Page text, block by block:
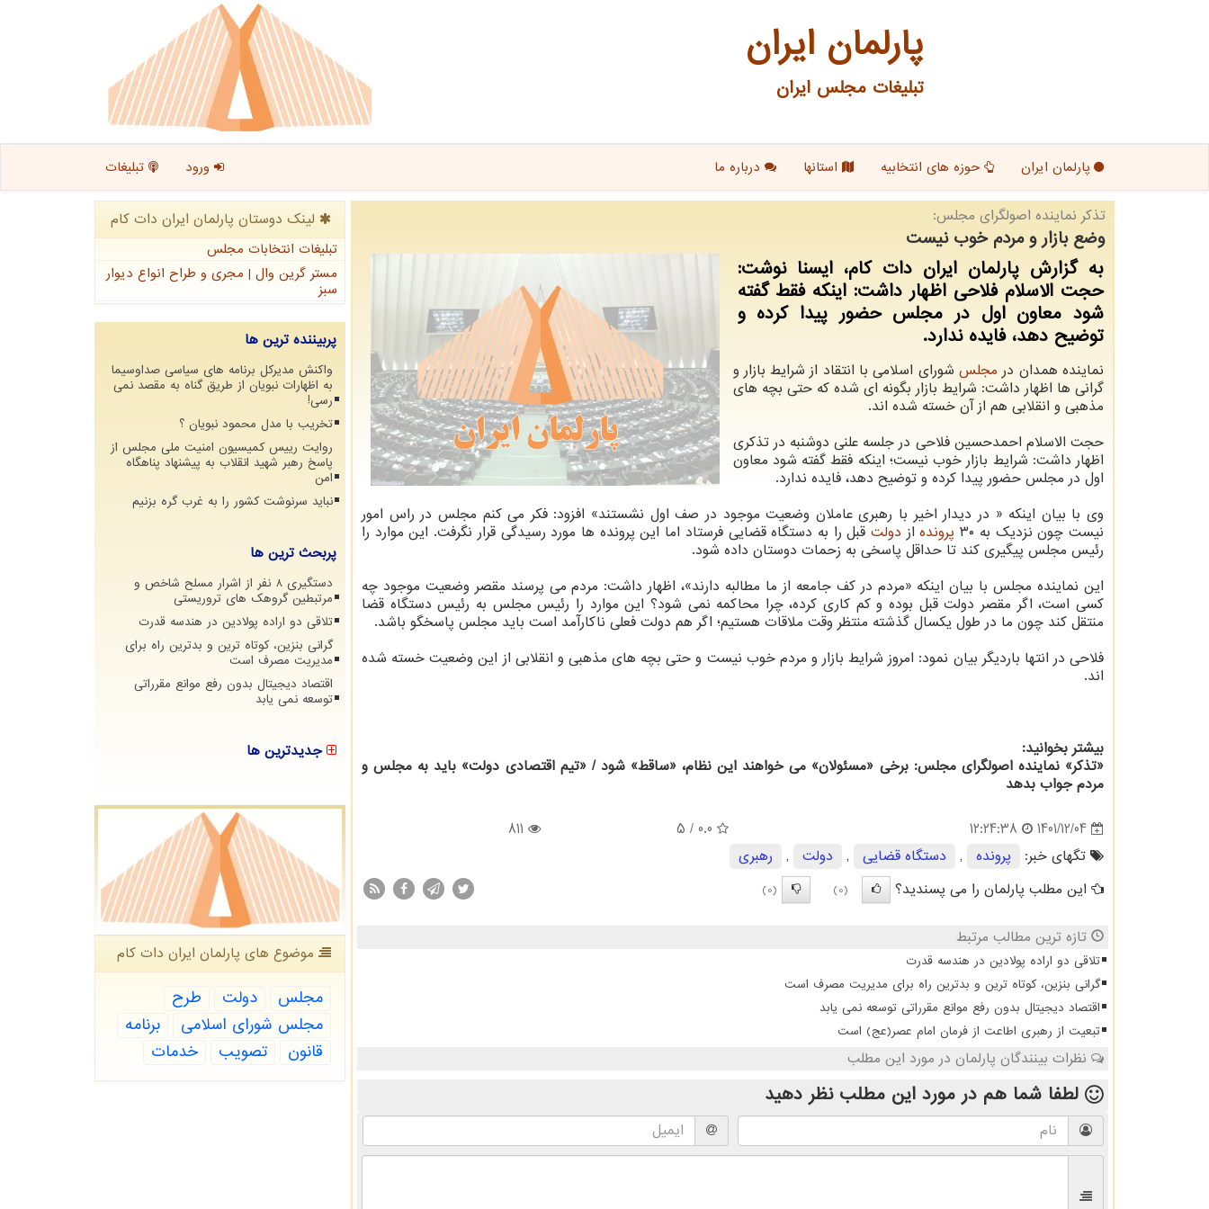
پارلمان ایران
تبلیغات مجلس ایران
پارلمان ایران حوزه های انتخابیه استانها درباره ما ورود تبلیغات
تذكر نماینده اصولگرای مجلس:
وضع بازار و مردم خوب نیست
به گزارش پارلمان ایران دات کام، ایسنا نوشت:
حجت الاسلام فلاحی اظهار داشت: اینکه فقط گفته
شود معاون اول در مجلس حضور پیدا کرده و
توضیح دهد، فایده ندارد.
نماینده همدان در مجلسشورای اسلامی با انتقاد از شرایط بازار و
گرانی ها اظهار داشت: شرایط بازار بگونه ای شده که حتی بچه های
مذهبی و انقلابی هم از آن خسته شده اند.
حجت الاسلام احمدحسین فلاحی در جلسه علنی دوشنبه در تذکری
اظهار داشت: شرایط بازار خوب نیست؛ اینکه فقط گفته شود معاون
اول در مجلس حضور پیدا کرده و توضیح دهد، فایده ندارد.
وی با بیان اینکه « در دیدار اخیر با رهبری عاملان وضعیت موجود در صف اول نشستند» افزود: فکر می کنم مجلس در راس امور
نیست چون نزدیک به ۳۰
پروندهاز دولتقبل را به دستگاه قضایی فرستاد اما این پرونده ها مورد رسیدگی قرار نگرفت. این موارد را
رئیس مجلس پیگیری کند تا حداقل پاسخی به زحمات دوستان داده شود.
این نماینده مجلس با بیان اینکه «مردم در کف جامعه از ما مطالبه دارند»، اظهار داشت: مردم می پرسند مقصر وضعیت موجود چه
کسی است، اگر مقصر دولت قبل بوده و کم کاری کرده، چرا محاکمه نمی شود؟ این موارد را رئیس مجلس به رئیس دستگاه قضا
منتقل کند چون ما در طول یکسال گذشته منتظر وقت ملاقات هستیم؛ اگر هم دولت فعلی ناکارآمد است باید مجلس پاسخگو باشد.
فلاحی در انتها باردیگر بیان نمود: امروز شرایط بازار و مردم خوب نیست و حتی بچه های مذهبی و انقلابی از این وضعیت خسته شده
اند.
بیشتر بخوانید:
«تذکر» نماینده اصولگرای مجلس: برخی «مسئولان» می خواهند این نظام، «ساقط» شود / «تیم اقتصادی دولت» باید به مجلس و
مردم جواب بدهد
1401/12/04
12:24:38
0.0
/ 5
811
تگهای خبر:
پرونده , دستگاه قضایی , دولت ,
رهبری
این مطلب پارلمان را می پسندید؟
(0)
(0)
تازه ترین مطالب مرتبط
تلاقی دو اراده پولادین در هندسه قدرت
گرانی بنزین، کوتاه ترین و بدترین راه برای مدیریت مصرف است
اقتصاد دیجیتال بدون رفع موانع مقرراتی توسعه نمی یابد
تبعیت از رهبری اطاعت از فرمان امام عصر(عج) است
نظرات بینندگان پارلمان در مورد این مطلب
لطفا شما هم در مورد این مطلب نظر دهید
لینک دوستان پارلمان ایران دات كام
تبلیغات انتخابات مجلس
مستر گرین وال | مجری و طراح انواع دیوار
سبز
پربیننده ترین ها
واکنش مدیرکل برنامه های سیاسی صداوسیما
به اظهارات نبویان از طریق گناه به مقصد نمی
رسی!
تخریب با مدل محمود نبویان ؟
روایت رییس کمیسیون امنیت ملی مجلس از
پاسخ رهبر شهید انقلاب به پیشنهاد پناهگاه
امن
نباید سرنوشت کشور را به غرب گره بزنیم
پربحث ترین ها
دستگیری 8 نفر از اشرار مسلح شاخص و
مرتبطین گروهک های تروریستی
تلاقی دو اراده پولادین در هندسه قدرت
گرانی بنزین، کوتاه ترین و بدترین راه برای
مدیریت مصرف است
اقتصاد دیجیتال بدون رفع موانع مقرراتی
توسعه نمی یابد
جدیدترین ها
موضوع های پارلمان ایران دات كام
مجلس دولت
طرح
مجلس شورای اسلامی
برنامه
قانون
تصویب خدمات